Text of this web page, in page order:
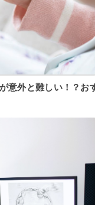
意外と難しい！？お